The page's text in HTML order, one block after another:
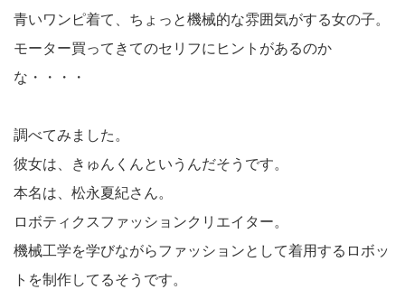
青いワンピ着て、ちょっと機械的な雰囲気がする女の子。
モーター買ってきてのセリフにヒントがあるのか
な・・・・
調べてみました。
彼女は、きゅんくんというんだそうです。
本名は、松永夏紀さん。
ロボティクスファッションクリエイター。
機械工学を学びながらファッションとして着用するロボッ
トを制作してるそうです。